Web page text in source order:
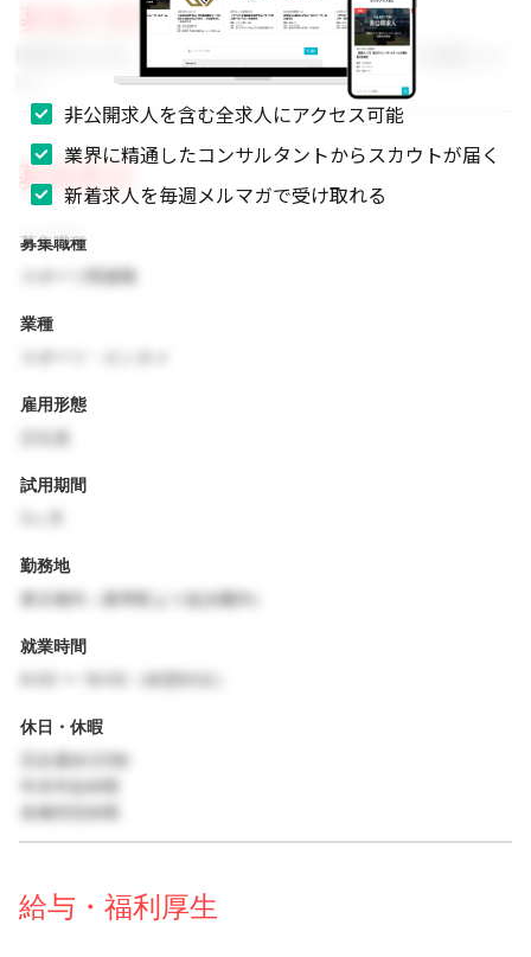
募集の背景
事業拡大に伴い、組織体制を強化するためのメンバーを募集しま
募集要項
募集職種
スポーツ関連職
業種
雇用形態
試用期間
勤務地
東京都内（最寄駅より徒歩圏内）
就業時間
9:00 〜 18:00（休憩60分）
休日・休暇
完全週休2日制
年末年始休暇
各種特別休暇
給与・福利厚生
非公開求人を含む全求人にアクセス可能
業界に精通したコンサルタントからスカウトが届く
新着求人を毎週メルマガで受け取れる